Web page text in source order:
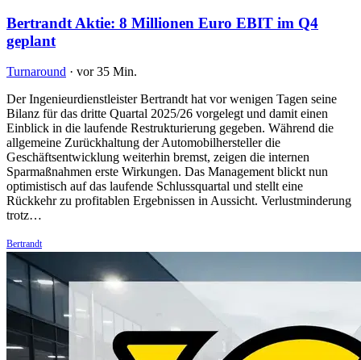
Bertrandt Aktie: 8 Millionen Euro EBIT im Q4
geplant
Turnaround · vor 35 Min.
Der Ingenieurdienstleister Bertrandt hat vor wenigen Tagen seine
Bilanz für das dritte Quartal 2025/26 vorgelegt und damit einen
Einblick in die laufende Restrukturierung gegeben. Während die
allgemeine Zurückhaltung der Automobilhersteller die
Geschäftsentwicklung weiterhin bremst, zeigen die internen
Sparmaßnahmen erste Wirkungen. Das Management blickt nun
optimistisch auf das laufende Schlussquartal und stellt eine
Rückkehr zu profitablen Ergebnissen in Aussicht. Verlustminderung
trotz…
Bertrandt